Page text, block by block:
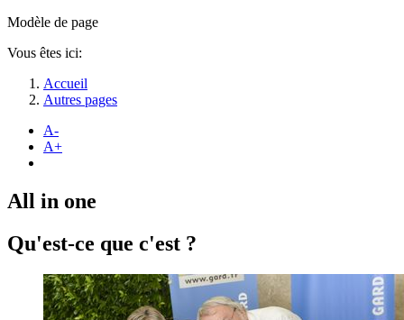
Modèle de page
Vous êtes ici:
Accueil
Autres pages
A-
A+
All in one
Qu'est-ce que c'est ?